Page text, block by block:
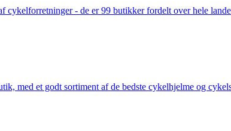
cykelforretninger - de er 99 butikker fordelt over hele
med et godt sortiment af de bedste cykelhjelme og